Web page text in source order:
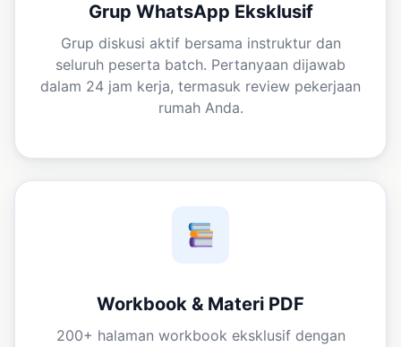
Grup WhatsApp Eksklusif
Grup diskusi aktif bersama instruktur dan
seluruh peserta batch. Pertanyaan dijawab
dalam 24 jam kerja, termasuk review pekerjaan
rumah Anda.
Workbook & Materi PDF
200+ halaman workbook eksklusif dengan